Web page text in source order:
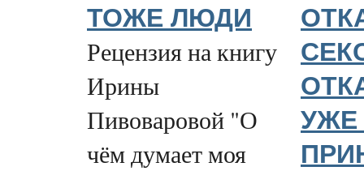
ТОЖЕ ЛЮДИ
Рецензия на книгу
Ирины
Пивоваровой "О
чём думает моя
УЖЕ